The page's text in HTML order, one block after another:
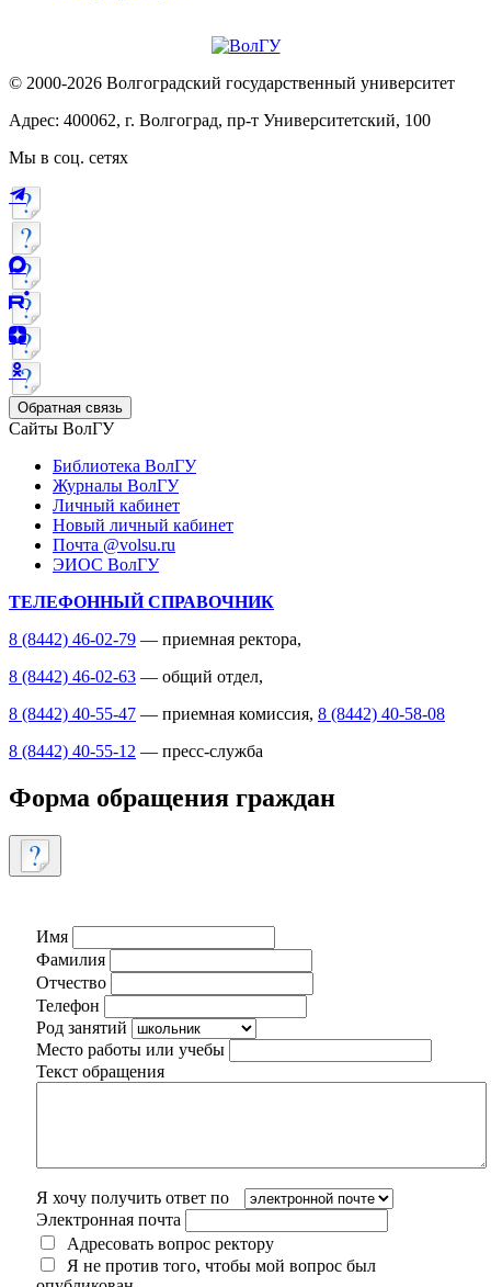
© 2000-2026 Волгоградский государственный университет
Адрес: 400062, г. Волгоград, пр-т Университетский, 100
Мы в соц. сетях
Обратная связь
Сайты ВолГУ
Библиотека ВолГУ
Журналы ВолГУ
Личный кабинет
Новый личный кабинет
Почта @volsu.ru
ЭИОС ВолГУ
ТЕЛЕФОННЫЙ СПРАВОЧНИК
8 (8442) 46-02-79 — приемная ректора,
8 (8442) 46-02-63 — общий отдел,
8 (8442) 40-55-47 — приемная комиссия, 8 (8442) 40-58-08
8 (8442) 40-55-12 — пресс-служба
Форма обращения граждан
Имя
Фамилия
Отчество
Телефон
Род занятий
Место работы или учебы
Текст обращения
Я хочу получить ответ по
Электронная почта
Адресовать вопрос ректору
Я не против того, чтобы мой вопрос был